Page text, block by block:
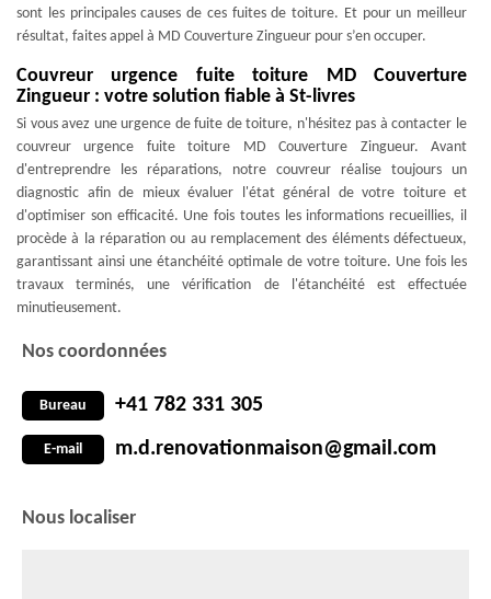
sont les principales causes de ces fuites de toiture. Et pour un meilleur
résultat, faites appel à MD Couverture Zingueur pour s’en occuper.
Couvreur urgence fuite toiture MD Couverture
Zingueur : votre solution fiable à St-livres
Si vous avez une urgence de fuite de toiture, n'hésitez pas à contacter le
couvreur urgence fuite toiture MD Couverture Zingueur. Avant
d'entreprendre les réparations, notre couvreur réalise toujours un
diagnostic afin de mieux évaluer l'état général de votre toiture et
d'optimiser son efficacité. Une fois toutes les informations recueillies, il
procède à la réparation ou au remplacement des éléments défectueux,
garantissant ainsi une étanchéité optimale de votre toiture. Une fois les
travaux terminés, une vérification de l'étanchéité est effectuée
minutieusement.
Nos coordonnées
Bureau +41 782 331 305
E-mail m.d.renovationmaison@gmail.com
Nous localiser